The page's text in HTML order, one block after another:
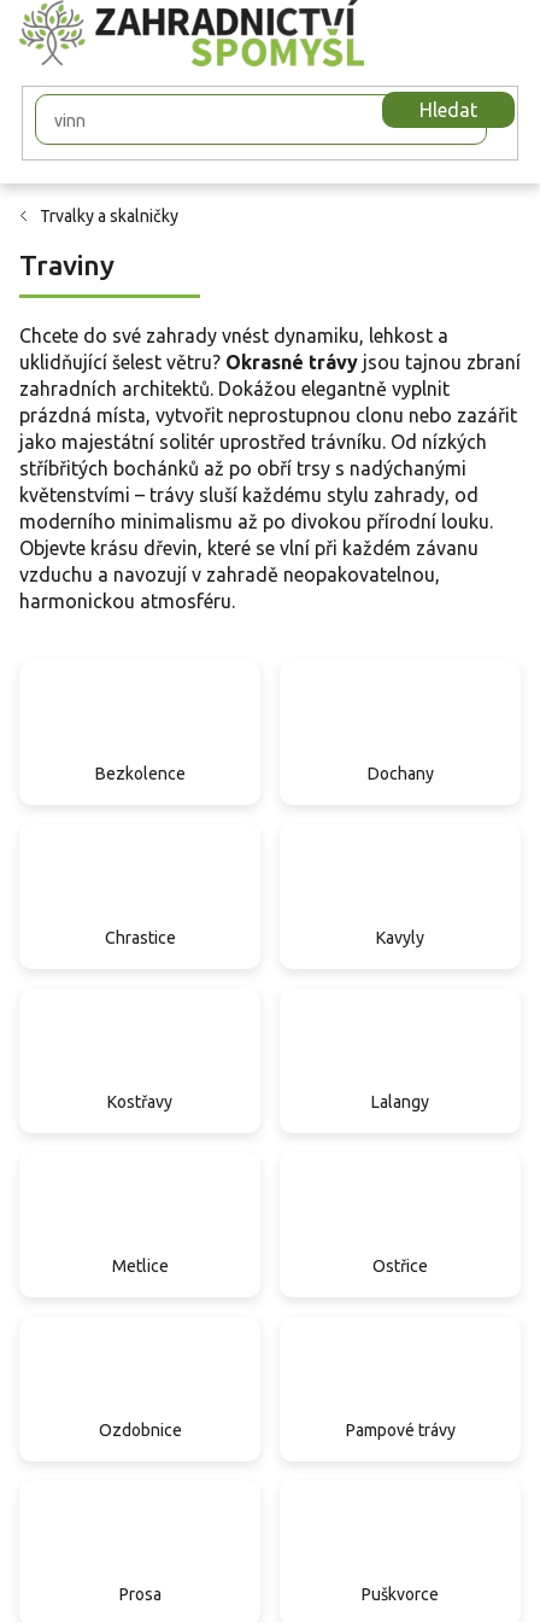
Přejít
na
obsah
Hledat
Trvalky a skalničky
Traviny
Chcete do své zahrady vnést dynamiku, lehkost a
uklidňující šelest větru? Okrasné trávy jsou tajnou zbraní
zahradních architektů. Dokážou elegantně vyplnit
prázdná místa, vytvořit neprostupnou clonu nebo zazářit
jako majestátní solitér uprostřed trávníku. Od nízkých
stříbřitých bochánků až po obří trsy s nadýchanými
květenstvími – trávy sluší každému stylu zahrady, od
moderního minimalismu až po divokou přírodní louku.
Objevte krásu dřevin, které se vlní při každém závanu
vzduchu a navozují v zahradě neopakovatelnou,
harmonickou atmosféru.
Bezkolence Dochany
Chrastice Kavyly
Kostřavy Lalangy
Metlice Ostřice
Ozdobnice Pampové trávy
Prosa Puškvorce